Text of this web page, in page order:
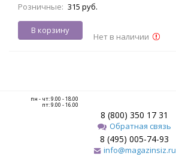
Розничные: 315 руб.
В корзину
Нет в наличии
пн - чт: 9.00 - 18.00
пт: 9.00 - 16.00
8 (800) 350 17 31
Обратная связь
8 (495) 005-74-93
info@magazinsiz.ru